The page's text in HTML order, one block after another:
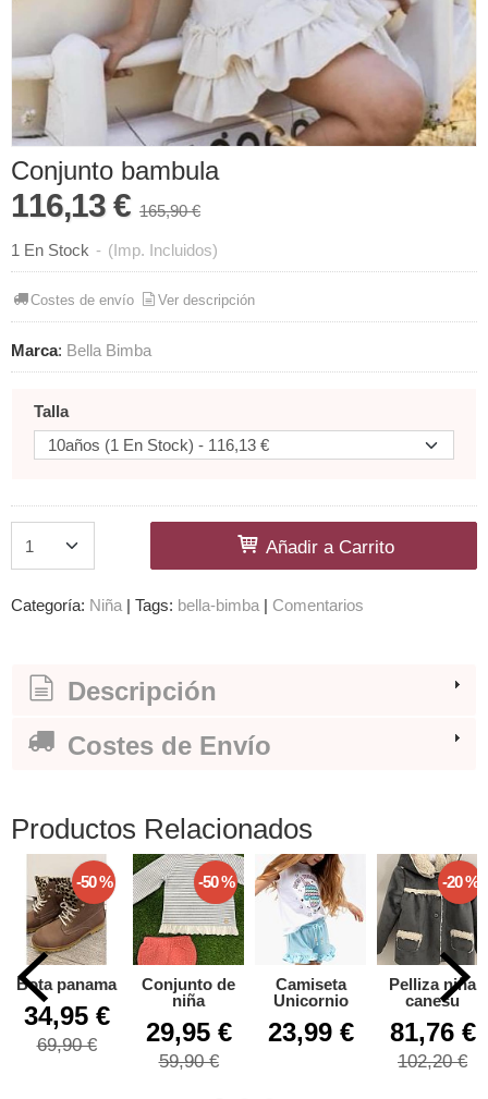
Conjunto bambula
116,13 € 165,90 €
1 En Stock - (Imp. Incluidos)
Costes de envío Ver descripción
Marca: Bella Bimba
Talla
Añadir a Carrito
Categoría: Niña | Tags: bella-bimba | Comentarios
Descripción
Costes de Envío
Productos Relacionados
-50 %
Bota panama
34,95 €
69,90 €
-50 %
Conjunto de
niña
29,95 €
59,90 €
Camiseta
Unicornio
23,99 €
-20 %
Pelliza niña
canesu
81,76 €
102,20 €